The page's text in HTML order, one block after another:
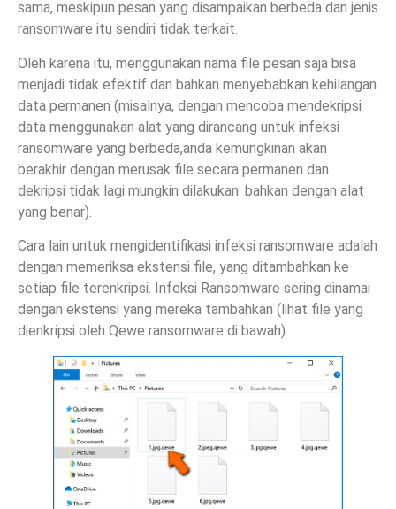
sama, meskipun pesan yang disampaikan berbeda dan jenis
ransomware itu sendiri tidak terkait.
Oleh karena itu, menggunakan nama file pesan saja bisa
menjadi tidak efektif dan bahkan menyebabkan kehilangan
data permanen (misalnya, dengan mencoba mendekripsi
data menggunakan alat yang dirancang untuk infeksi
ransomware yang berbeda,anda kemungkinan akan
berakhir dengan merusak file secara permanen dan
dekripsi tidak lagi mungkin dilakukan. bahkan dengan alat
yang benar).
Cara lain untuk mengidentifikasi infeksi ransomware adalah
dengan memeriksa ekstensi file, yang ditambahkan ke
setiap file terenkripsi. Infeksi Ransomware sering dinamai
dengan ekstensi yang mereka tambahkan (lihat file yang
dienkripsi oleh Qewe ransomware di bawah).